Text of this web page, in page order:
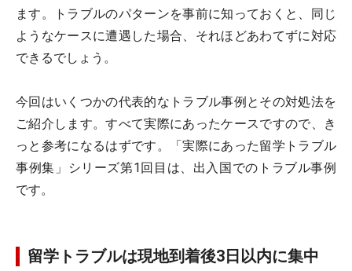
ます。トラブルのパターンを事前に知っておくと、同じ
ようなケースに遭遇した場合、それほどあわてずに対応
できるでしょう。
今回はいくつかの代表的なトラブル事例とその対処法を
ご紹介します。すべて実際にあったケースですので、き
っと参考になるはずです。「実際にあった留学トラブル
事例集」シリーズ第1回目は、出入国でのトラブル事例
です。
留学トラブルは現地到着後3日以内に集中